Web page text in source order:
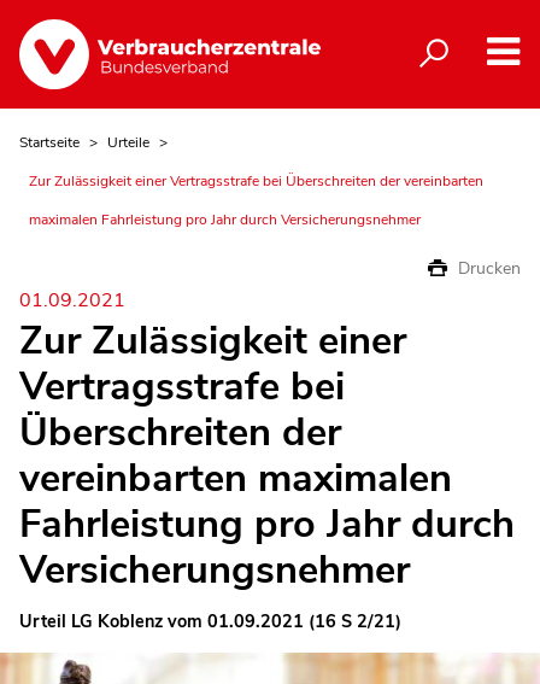
Startseite
Urteile
Zur Zulässigkeit einer Vertragsstrafe bei Überschreiten der vereinbarten
maximalen Fahrleistung pro Jahr durch Versicherungsnehmer
Drucken
01.09.2021
Zur Zulässigkeit einer
Vertragsstrafe bei
Überschreiten der
vereinbarten maximalen
Fahrleistung pro Jahr durch
Versicherungsnehmer
Urteil LG Koblenz vom 01.09.2021 (16 S 2/21)